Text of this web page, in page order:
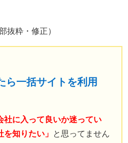
役の
った。
抜粋・修正）
ら一括サイトを利用
社に入って良いか迷ってい
知りたい」 と思ってません